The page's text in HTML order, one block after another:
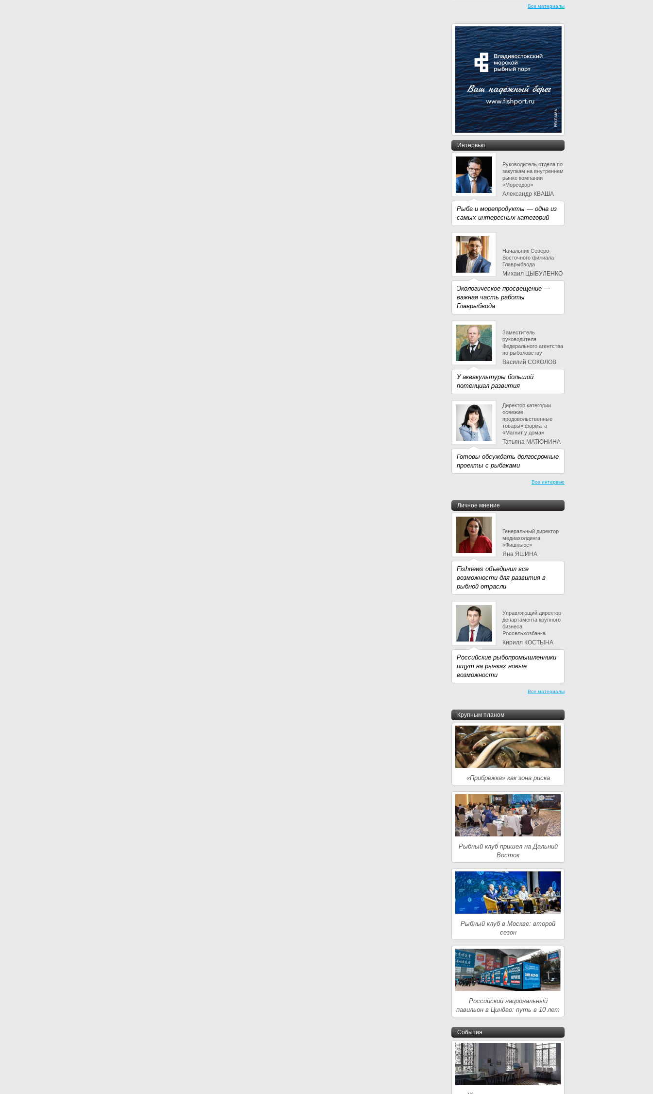
Все материалы
Интервью
Руководитель отдела по
закупкам на внутреннем
рынке компании
«Мореодор»
Александр КВАША
Рыба и морепродукты — одна из
самых интересных категорий
Начальник Северо-
Восточного филиала
Главрыбвода
Михаил ЦЫБУЛЕНКО
Экологическое просвещение —
важная часть работы
Главрыбвода
Заместитель
руководителя
Федерального агентства
по рыболовству
Василий СОКОЛОВ
У аквакультуры большой
потенциал развития
Директор категории
«свежие
продовольственные
товары» формата
«Магнит у дома»
Татьяна МАТЮНИНА
Готовы обсуждать долгосрочные
проекты с рыбаками
Все интервью
Личное мнение
Генеральный директор
медиахолдинга
«Фишньюс»
Яна ЯШИНА
Fishnews объединил все
возможности для развития в
рыбной отрасли
Управляющий директор
департамента крупного
бизнеса
Россельхозбанка
Кирилл КОСТЫНА
Российские рыбопромышленники
ищут на рынках новые
возможности
Все материалы
Крупным планом
«Прибрежка» как зона риска
Рыбный клуб пришел на Дальний
Восток
Рыбный клуб в Москве: второй
сезон
Российский национальный
павильон в Циндао: путь в 10 лет
События